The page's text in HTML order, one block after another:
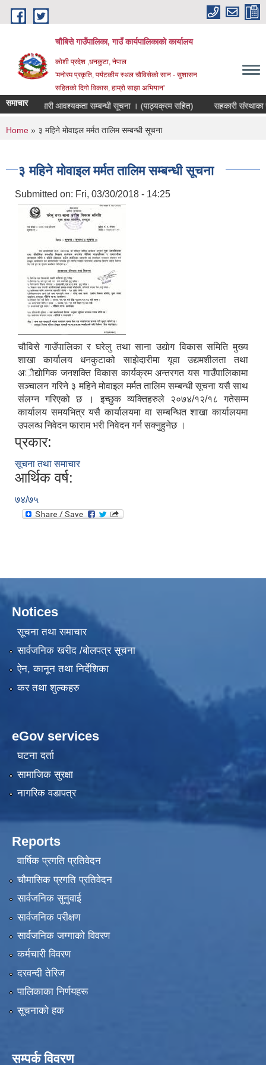
Skip to main content
चौबिसे गाउँपालिका, गाउँ कार्यपालिकाको कार्यालय
कोशी प्रदेश ,धनकुटा, नेपाल
'मनोरम प्रकृति, पर्यटकीय स्थल चौविसेको सान - सुशासन
सहितको दिगो विकास, हाम्रो साझा अभियान'
समाचार
पदमा कर्मचारी आवश्यकता सम्बन्धी सूचना । (पाठ्यक्रम सहित) सहकारी संस्थाका
You are here
Home » ३ महिने मोवाइल मर्मत तालिम सम्बन्धी सूचना
३ महिने मोवाइल मर्मत तालिम सम्बन्धी सूचना
Submitted on: Fri, 03/30/2018 - 14:25
चौविसे गाउँपालिका र घरेलु तथा साना उद्याेग विकास समिति मुख्य
शाखा कार्यालय धनकुटाको साझेदारीमा यूवा उद्यमशीलता तथा
‌‌अाैद्याेगिक जनशक्ति विकास कार्यक्रम अन्तरगत यस गाउँपालिकामा
सञ्चालन गरिने ३ महिने मोवाइल मर्मत तालिम सम्बन्धी सूचना यसै साथ
संलग्न गरिएको छ । इच्छुक व्यक्तिहरुले २०७४/१२/१८ गतेसम्म
कार्यालय समयभित्र यसै कार्यालयमा वा सम्बन्धित शाखा कार्यालयमा
उपलव्ध निवेदन फाराम भरी निवेदन गर्न सक्नुहुनेछ ।
प्रकार:
सूचना तथा समाचार
आर्थिक वर्ष:
७४/७५
Notices
सूचना तथा समाचार
सार्वजनिक खरीद /बोलपत्र सूचना
ऐन, कानून तथा निर्देशिका
कर तथा शुल्कहरु
eGov services
घटना दर्ता
सामाजिक सुरक्षा
नागरिक वडापत्र
Reports
वार्षिक प्रगति प्रतिवेदन
चौमासिक प्रगति प्रतिवेदन
सार्वजनिक सुनुवाई
सार्वजनिक परीक्षण
सार्वजनिक जग्गाको विवरण
कर्मचारी विवरण
दरवन्दी तेरिज
पालिकाका निर्णयहरू
सूचनाको हक
सम्पर्क विवरण